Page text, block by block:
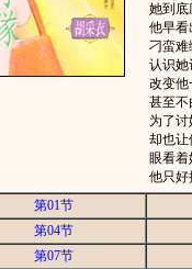
她到底
他早看
刁蛮难
认识她
改变他
甚至不
为了讨
却也让
眼看着
他只好
第01节
第04节
第07节